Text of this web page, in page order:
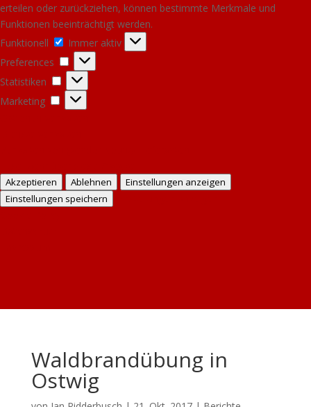
erteilen oder zurückziehen, können bestimmte Merkmale und
Funktionen beeinträchtigt werden.
Funktionell
Funktionell
Immer aktiv
Preferences
Preferences
Statistiken
Statistiken
Marketing
Marketing
Akzeptieren Ablehnen
Einstellungen anzeigen
Einstellungen speichern
Waldbrandübung in
Ostwig